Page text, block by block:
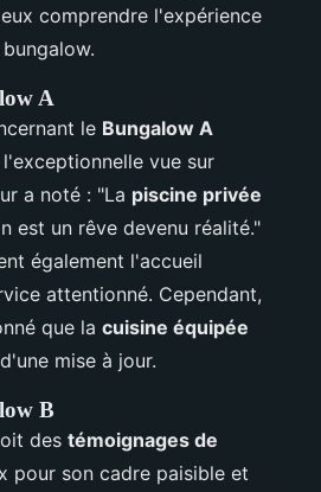
comprendre l'expérience
A
le Bungalow A
vue sur
a noté : "La piscine privée
est un rêve devenu réalité."
également l'accueil
attentionné. Cependant,
que la cuisine équipée
mise à jour.
B
des témoignages de
pour son cadre paisible et